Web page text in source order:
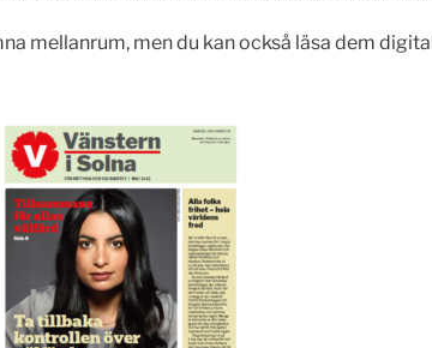
mellanrum, men du kan också läsa dem